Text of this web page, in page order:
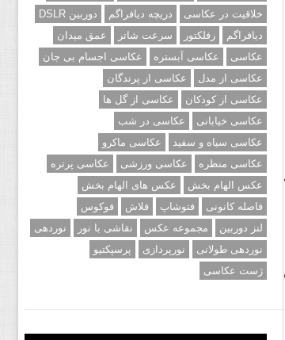
خلاقیت در عکاسی
دریچه دیافراگم
دوربین DSLR
دیافراگم
رفلکتور سرعت شاتر
عمق میدان
عکاسی
عکاسی آبستره
عکاسی اجسام بی جان
عکاسی از مدل
عکاسی از پرندگان
عکاسی از کودکان
عکاسی از گل ها
عکاسی خیابانی
عکاسی در شب
عکاسی سیاه و سفید
عکاسی ماکرو
عکاسی منظره
عکاسی ورزشی
عکاسی پرتره
عکس الهام بخش
عکس های الهام بخش
فاصله کانونی
فتوشاپ فلاش
فوکوس
لنز دوربین
مجموعه عکس نقاشی با نور
نوردهی
نوردهی طولانی
نورپردازی
پرسپکتیو
ژست عکاسی